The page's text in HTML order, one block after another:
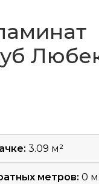
3.09 м²
метров: 0